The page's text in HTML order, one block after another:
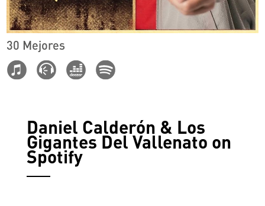
30 Mejores
Daniel Calderón & Los
Gigantes Del Vallenato on
Spotify